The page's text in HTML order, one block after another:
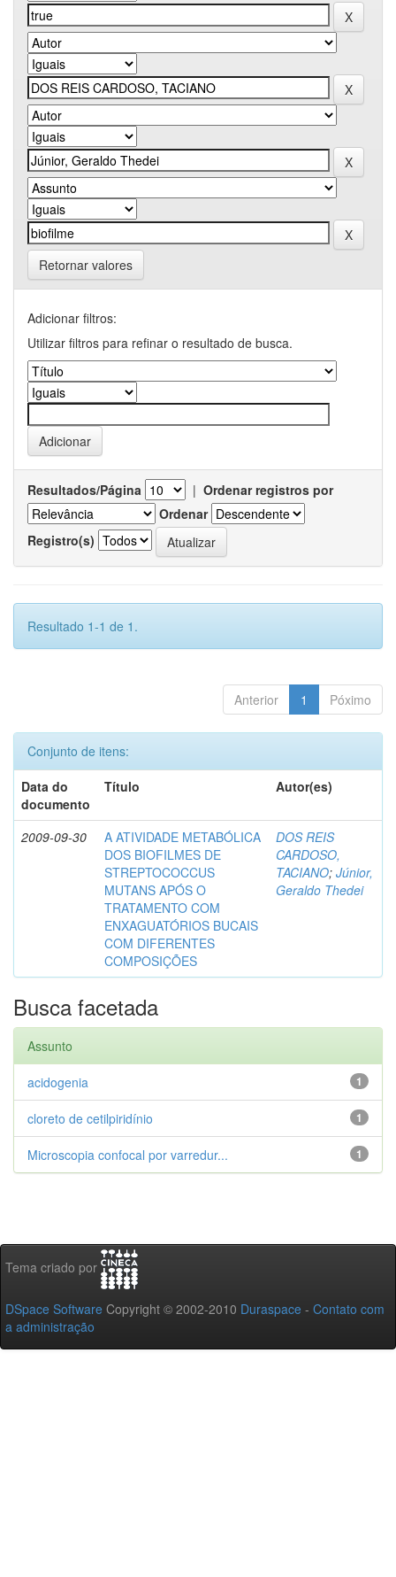
Retornar valores
Adicionar filtros:
Utilizar filtros para refinar o resultado de busca.
Resultados/Página | Ordenar registros por
Ordenar
Registro(s)
Resultado 1-1 de 1.
Anterior 1 Póximo
Conjunto de itens:
Data do
documento
Título Autor(es)
2009-09-30
A ATIVIDADE METABÓLICA
DOS BIOFILMES DE
STREPTOCOCCUS
MUTANS APÓS O
TRATAMENTO COM
ENXAGUATÓRIOS BUCAIS
COM DIFERENTES
COMPOSIÇÕES
DOS REIS
CARDOSO,
TACIANO; Júnior,
Geraldo Thedei
Busca facetada
Assunto
1
acidogenia
1
cloreto de cetilpiridínio
1
Microscopia confocal por varredur...
Tema criado por
DSpace Software Copyright © 2002-2010 Duraspace - Contato com
a administração